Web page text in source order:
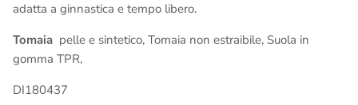
adatta a ginnastica e tempo libero.
Tomaia pelle e sintetico, Tomaia non estraibile, Suola in
gomma TPR,
DI180437